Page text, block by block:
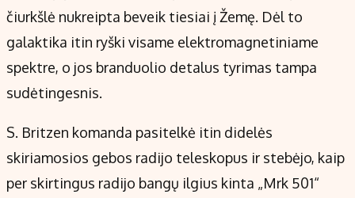
čiurkšlė nukreipta beveik tiesiai į Žemę. Dėl to
galaktika itin ryški visame elektromagnetiniame
spektre, o jos branduolio detalus tyrimas tampa
sudėtingesnis.
S. Britzen komanda pasitelkė itin didelės
skiriamosios gebos radijo teleskopus ir stebėjo, kaip
per skirtingus radijo bangų ilgius kinta „Mrk 501“